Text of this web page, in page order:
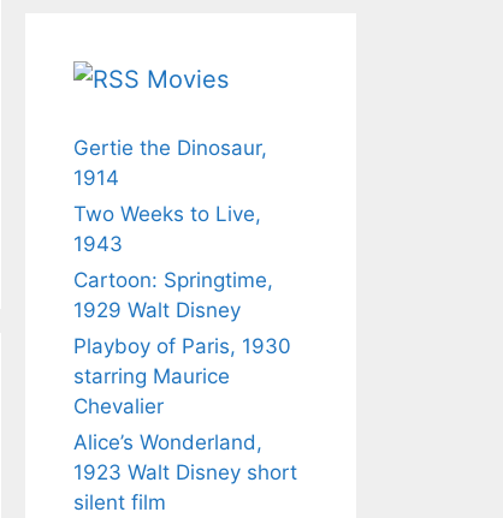
Movies
Gertie the Dinosaur,
1914
Two Weeks to Live,
1943
Cartoon: Springtime,
1929 Walt Disney
Playboy of Paris, 1930
starring Maurice
Chevalier
Alice’s Wonderland,
1923 Walt Disney short
silent film